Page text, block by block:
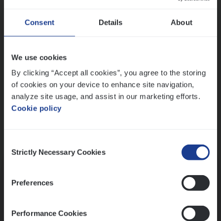
Consent Details About
We use cookies
By clicking “Accept all cookies”, you agree to the storing
of cookies on your device to enhance site navigation,
analyze site usage, and assist in our marketing efforts.
Cookie policy
Selection
Strictly Necessary Cookies
Preferences
Performance Cookies
Ons sollicitatieproces